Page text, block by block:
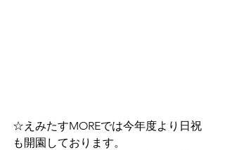
☆えみたすMOREでは今年度より日祝
も開園しております。